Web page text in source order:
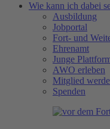
Wie kann ich dabei
Ausbildung
Jobportal
Fort- und
Ehrenamt
Junge
AWO erleben
Mitglied
Spenden